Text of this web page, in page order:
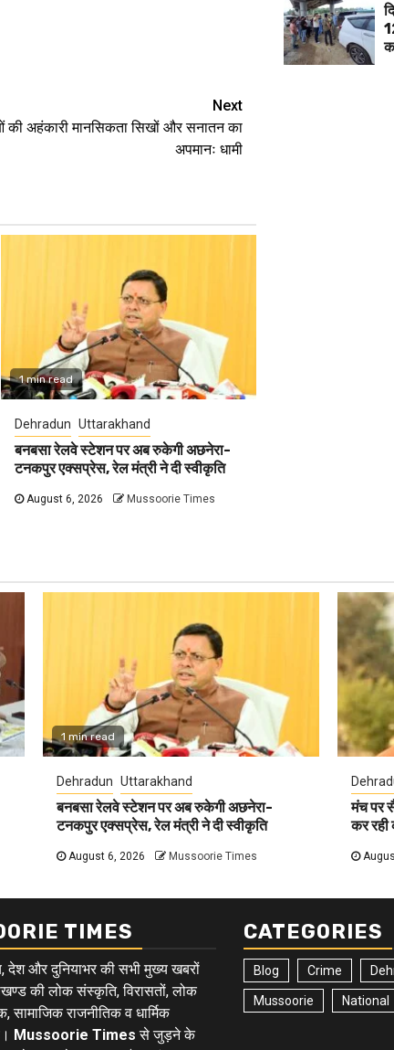
Next
की अहंकारी मानसिकता सिखों और सनातन का
अपमानः धामी
1 min read
Dehradun Uttarakhand
बनबसा रेलवे स्टेशन पर अब रुकेगी अछनेरा-
टनकपुर एक्सप्रेस, रेल मंत्री ने दी स्वीकृति
August 6, 2026 Mussoorie Times
1 min read
Dehradun Uttarakhand
बनबसा रेलवे स्टेशन पर अब रुकेगी अछनेरा-
टनकपुर एक्सप्रेस, रेल मंत्री ने दी स्वीकृति
August 6, 2026 Mussoorie Times
मंच पर
कर रही
TIMES
देश और दुनियाभर की सभी मुख्य खबरों
की लोक संस्कृति, विरासतों, लोक
राजनीतिक व धार्मिक
Mussoorie Times से जुड़ने के
CATEGORIES
Blog Crime
Mussoorie National